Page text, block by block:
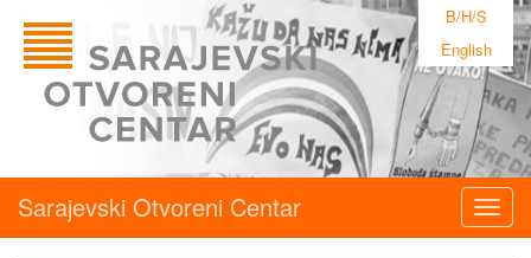
B/H/S
English
Sarajevski Otvoreni Centar